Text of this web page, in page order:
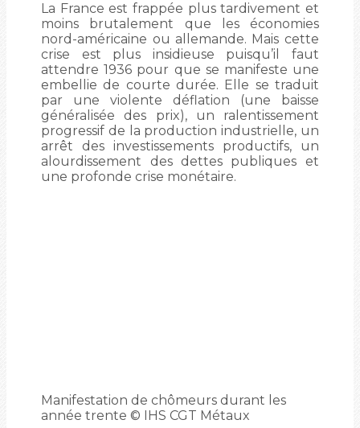
La France est frappée plus tardivement et
moins brutalement que les économies
nord-américaine ou allemande. Mais cette
crise est plus insidieuse puisqu’il faut
attendre 1936 pour que se manifeste une
embellie de courte durée. Elle se traduit
par une violente déflation (une baisse
généralisée des prix), un ralentissement
progressif de la production industrielle, un
arrêt des investissements productifs, un
alourdissement des dettes publiques et
une profonde crise monétaire.
Manifestation de chômeurs durant les
année trente © IHS CGT Métaux